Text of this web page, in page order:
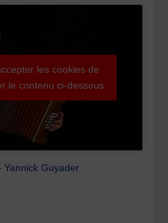
les cookies de
le contenu ci-dessous
Yannick Guyader